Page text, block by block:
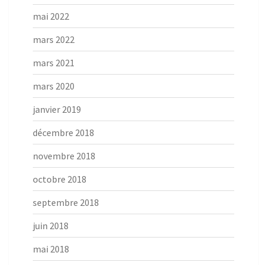
mai 2022
mars 2022
mars 2021
mars 2020
janvier 2019
décembre 2018
novembre 2018
octobre 2018
septembre 2018
juin 2018
mai 2018